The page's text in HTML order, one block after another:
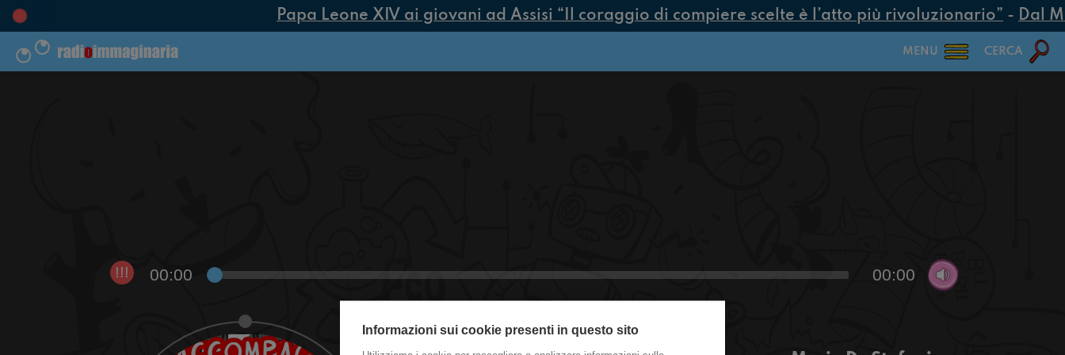
Papa Leone XIV ai giovani ad Assisi “Il coraggio di compiere scelte è l’atto più rivoluzionario”- Dal
MENU CERCA
!!! 00:00 00:00
Informazioni sui cookie presenti in questo sito